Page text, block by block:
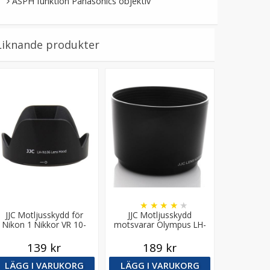
produkter
JJC Motljusskydd för
Nikon 1 Nikkor VR 10-
139 kr
LÄGG I VARUKORG
JJC Motljusskydd
motsvarar Olympus LH-
61E
★ ★ ★ ★ ★
189 kr
LÄGG I VARUKORG